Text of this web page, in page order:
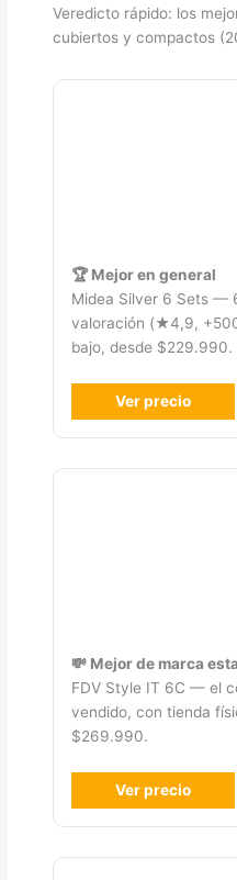
Veredicto rápido: los
cubiertos y compactos
🏆 Mejor en general
Midea Silver 6 Sets —
valoración (★4,9,
bajo, desde $229.990.
Ver precio
💸 Mejor de marca
FDV Style IT 6C — el
vendido, con tienda
$269.990.
Ver precio